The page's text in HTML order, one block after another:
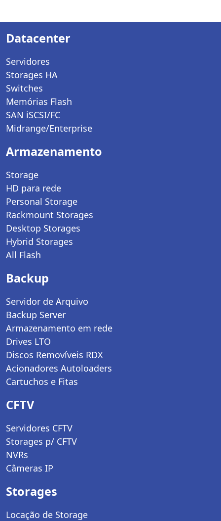
Datacenter
Servidores
Storages HA
Switches
Memórias Flash
SAN iSCSI/FC
Midrange/Enterprise
Armazenamento
Storage
HD para rede
Personal Storage
Rackmount Storages
Desktop Storages
Hybrid Storages
All Flash
Backup
Servidor de Arquivo
Backup Server
Armazenamento em rede
Drives LTO
Discos Removíveis RDX
Acionadores Autoloaders
Cartuchos e Fitas
CFTV
Servidores CFTV
Storages p/ CFTV
NVRs
Câmeras IP
Storages
Locação de Storage